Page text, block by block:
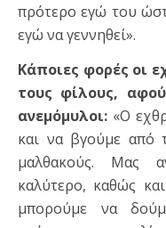
πρότερο εγώ του
εγώ να γεννηθεί».
Κάποιες φορές οι
τους φίλους,
ανεμόμυλοι: «Ο
και να βγούμε από
μαλθακούς. Μας
καλύτερο, καθώς
μπορούμε να